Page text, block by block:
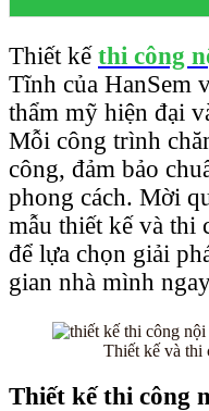
Thiết kế thi công
Tĩnh của HanSem
thẩm mỹ hiện đại
Mỗi công trình
công, đảm bảo
phong cách. Mời
mẫu thiết kế và
để lựa chọn giải
gian nhà mình
Thiết kế và thi
Thiết kế thi công